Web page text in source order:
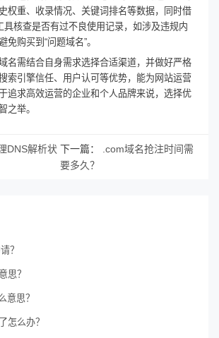
权重、收录情况、关键词排名等数据，同时借
具核查是否有过不良使用记录，如涉及违规内
购买到“问题域名”。
名需结合自身需求选择合适渠道，并做好严格
索引擎信任、用户认可等优势，能为网站运营
追求高效运营的企业和个人品牌来说，选择优
之举。
DNS解析状 下一篇：
.com域名抢注时间需
要多久？
？
思？
意思？
怎么办？